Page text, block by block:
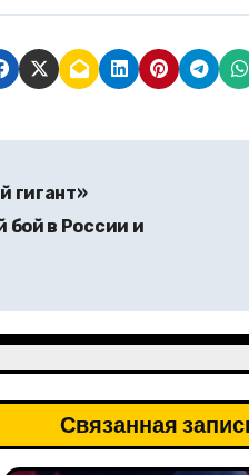
гигант»
бой в России и
Связанная